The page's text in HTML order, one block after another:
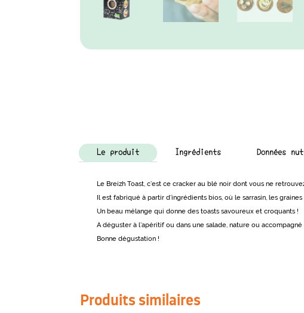
Le produit Ingrédients Données
Le Breizh Toast, c’est ce cracker au blé noir dont vous ne
Il est fabriqué à partir d’ingrédients bios, où le sarrasin, les
Un beau mélange qui donne des toasts savoureux et croquants !
A déguster à l’apéritif ou dans une salade, nature ou accompagné
Bonne dégustation !
Produits similaires